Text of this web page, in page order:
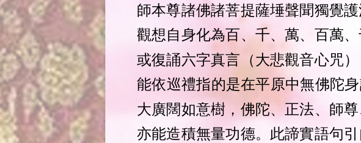
師本尊諸佛諸菩提薩埵聲聞獨覺
觀想自身化為百、千、萬、百萬
或復誦六字真言（大悲觀音心咒
能依巡禮指的是在平原中無佛陀
大廣闊如意樹，佛陀、正法、師
亦能造積無量功德。此諦實語句